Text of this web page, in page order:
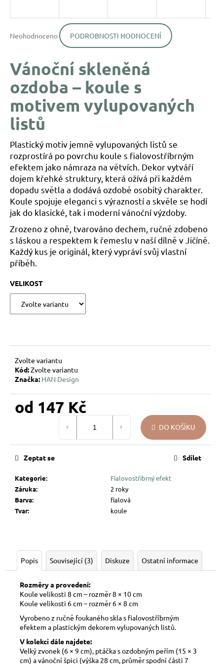
hodnocení
0,0
5
hvězdiček.
Neohodnoceno PODROBNOSTI HODNOCENÍ
Vánoční skleněná
ozdoba – koule s
motivem vylupovaných
listů
Plastický motiv jemně vylupovaných listů se
rozprostírá po povrchu koule s fialovostříbrným
efektem jako námraza na větvích. Dekor vytváří
dojem křehké struktury, která ožívá při každém
dopadu světla a dodává ozdobě osobitý charakter.
Koule spojuje eleganci s výrazností a skvěle se hodí
jak do klasické, tak i moderní vánoční výzdoby.
Zrozeno z ohně, tvarováno dechem, ručně zdobeno
s láskou a respektem k řemeslu v naší dílně v Jičíně.
Každý kus je originál, který vypráví svůj vlastní
příběh.
VELIKOST
Zvolte variantu
Kód:Zvolte variantu
Značka: HAN Design
od 147 Kč
DO KOŠÍKU
Kategorie:
Fialovostříbrný efekt
Záruka:
2 roky
Barva:
fialová
Tvar: koule
Zeptat se Sdílet
Popis Související (3) Diskuze Ostatní informace
Rozměry a provedení:
Koule velikosti 8 cm – rozměr 8 × 10 cm
Koule velikosti 6 cm – rozměr 6 × 8 cm
Vyrobeno z ručně foukaného skla s fialovostříbrným
efektem a plastickým dekorem vylupovaných listů.
V kolekci dále najdete:
Velký zvonek (6 × 9 cm), ptáčka s ozdobným peřím (15 × 3
cm) a vánoční špici (výška 28 cm, průměr spodní části 7
í
?
HLEDAT
D
o
p
o
r
u
č
u
j
e
m
PEŘÍČKA
NA
Kč